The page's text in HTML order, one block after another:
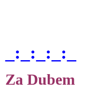
_:_:_:_:_
Za Dubem